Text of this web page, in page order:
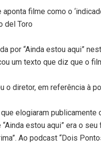
filme como o
del Toro
por “Ainda estou aqui”
um texto que diz que o
o diretor, em referência à
elogiaram publicamente
estou aqui” era o
Ao podcast “Dois